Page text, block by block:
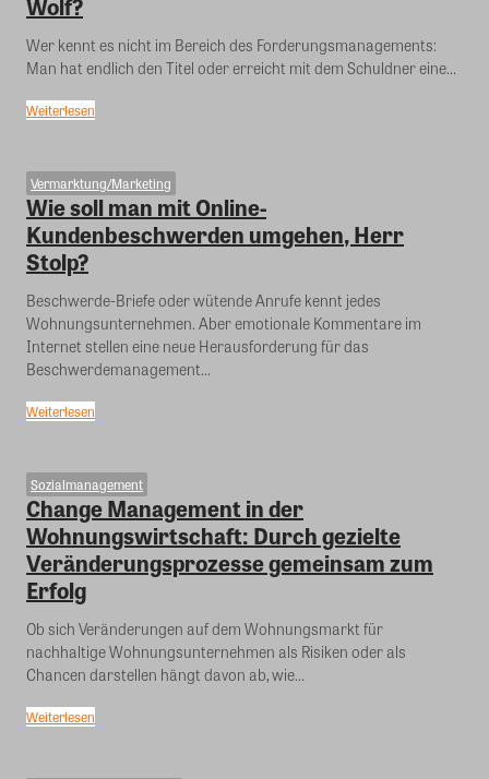
Wer kennt es nicht im Bereich des Forderungsmanagements:
Man hat endlich den Titel oder erreicht mit dem Schuldner eine...
Weiterlesen
Vermarktung/Marketing
Wie soll man mit Online-
Kundenbeschwerden umgehen, Herr
Stolp?
Beschwerde-Briefe oder wütende Anrufe kennt jedes
Wohnungsunternehmen. Aber emotionale Kommentare im
Internet stellen eine neue Herausforderung für das
Beschwerdemanagement...
Weiterlesen
Sozialmanagement
Change Management in der
Wohnungswirtschaft: Durch gezielte
Veränderungsprozesse gemeinsam zum
Erfolg
Ob sich Veränderungen auf dem Wohnungsmarkt für
nachhaltige Wohnungsunternehmen als Risiken oder als
Chancen darstellen hängt davon ab, wie...
Weiterlesen